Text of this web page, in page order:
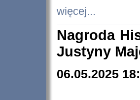
więcej...
Nagroda
Justyny
06.05.2025